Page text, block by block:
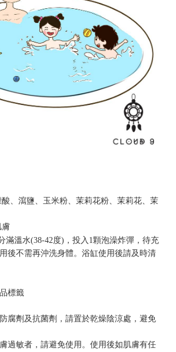
、瀉鹽、玉米粉、茉莉花粉、茉莉花、茉
滿溫水(38-42 度) ， 投入 1 顆泡澡炸彈 ， 待充
用後不需再沖洗身體 。浴缸使用後請及時清
標籤
腐劑及抗菌劑，請置於乾燥陰涼處，避免
過敏者，請避免使用 。 使用後如肌膚有任